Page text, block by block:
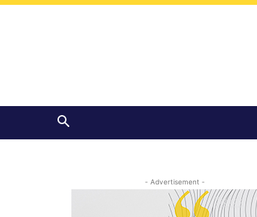
- Advertisement -